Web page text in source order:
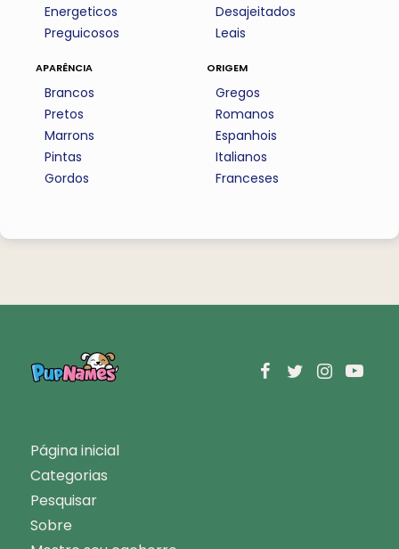
Energeticos
Preguicosos
Desajeitados
Leais
aparência
Brancos
Pretos
Marrons
Pintas
Gordos
origem
Gregos
Romanos
Espanhois
Italianos
Franceses
Página inicial
Categorias
Pesquisar
Sobre